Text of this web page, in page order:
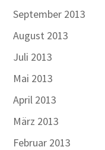
September 2013
August 2013
Juli 2013
Mai 2013
April 2013
März 2013
Februar 2013